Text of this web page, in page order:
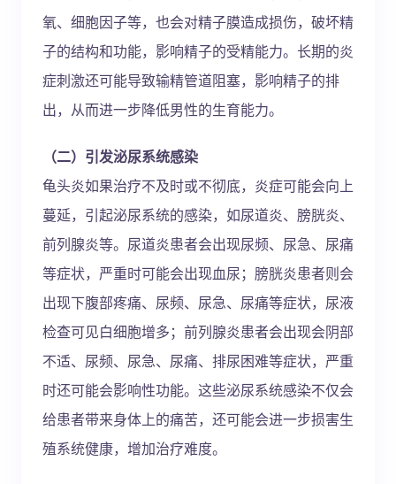
氧、细胞因子等，也会对精子膜造成损伤，破坏精
子的结构和功能，影响精子的受精能力。长期的炎
症刺激还可能导致输精管道阻塞，影响精子的排
出，从而进一步降低男性的生育能力。
（二）引发泌尿系统感染
龟头炎如果治疗不及时或不彻底，炎症可能会向上
蔓延，引起泌尿系统的感染，如尿道炎、膀胱炎、
前列腺炎等。尿道炎患者会出现尿频、尿急、尿痛
等症状，严重时可能会出现血尿；膀胱炎患者则会
出现下腹部疼痛、尿频、尿急、尿痛等症状，尿液
检查可见白细胞增多；前列腺炎患者会出现会阴部
不适、尿频、尿急、尿痛、排尿困难等症状，严重
时还可能会影响性功能。这些泌尿系统感染不仅会
给患者带来身体上的痛苦，还可能会进一步损害生
殖系统健康，增加治疗难度。